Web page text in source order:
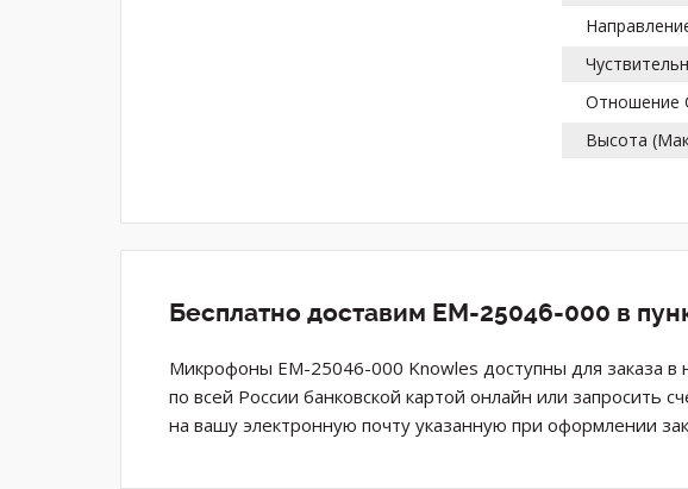
Отношение
Высота
Бесплатно доставим EM-25046-000 в
Микрофоны EM-25046-000 Knowles доступны для заказа
по всей России банковской картой онлайн или запросить
на вашу электронную почту указанную при оформлении